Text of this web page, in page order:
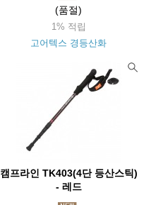
(품절)
1% 적립
고어텍스 경등산화
캠프라인 TK403(4단 등산스틱)
- 레드